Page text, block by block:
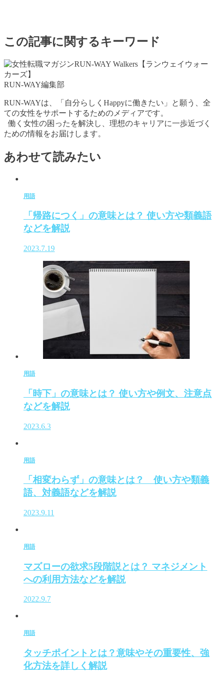
この記事に関するキーワード
RUN-WAY編集部
RUN-WAYは、「自分らしくHappyに働きたい」と願う、全
ての女性をサポートするためのメディアです。
働く女性の困ったを解決し、理想のキャリアに一歩近づく
ための情報をお届けします。
あわせて読みたい
用語
「帰路につく」の意味とは？ 使い方や類義語
などを解説
2023.7.19
用語
「時下」の意味とは？ 使い方や例文、注意点
などを解説
2023.6.3
用語
「相変わらず」の意味とは？ 使い方や類義
語、対義語などを解説
2023.9.11
用語
マズローの欲求5段階説とは？ マネジメント
への利用方法などを解説
2022.9.7
用語
タッチポイントとは？意味やその重要性、強
化方法を詳しく解説